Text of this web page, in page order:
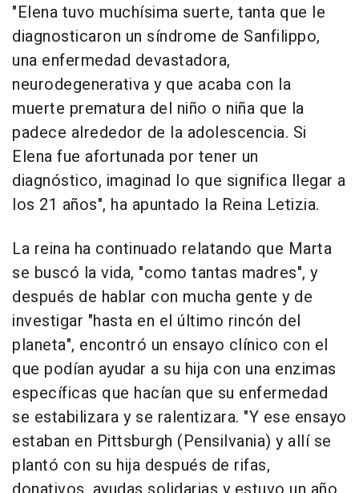
"Elena tuvo muchísima suerte, tanta que le
diagnosticaron un síndrome de Sanfilippo,
una enfermedad devastadora,
neurodegenerativa y que acaba con la
muerte prematura del niño o niña que la
padece alrededor de la adolescencia. Si
Elena fue afortunada por tener un
diagnóstico, imaginad lo que significa llegar a
los 21 años", ha apuntado la Reina Letizia.
La reina ha continuado relatando que Marta
se buscó la vida, "como tantas madres", y
después de hablar con mucha gente y de
investigar "hasta en el último rincón del
planeta", encontró un ensayo clínico con el
que podían ayudar a su hija con una enzimas
específicas que hacían que su enfermedad
se estabilizara y se ralentizara. "Y ese ensayo
estaban en Pittsburgh (Pensilvania) y allí se
plantó con su hija después de rifas,